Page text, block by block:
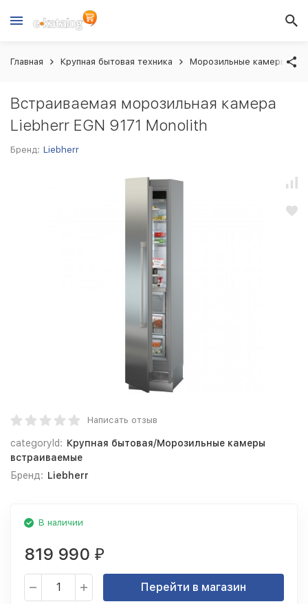
Главная Крупная бытовая техника Морозильные камеры
Встраиваемая морозильная камера
Liebherr EGN 9171 Monolith
Бренд: Liebherr
Написать отзыв
categoryId: Крупная бытовая/Морозильные камеры
встраиваемые
Бренд: Liebherr
В наличии
819 990 ₽
Перейти в магазин